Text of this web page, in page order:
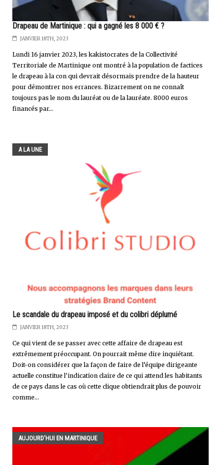
Drapeau de Martinique : qui a gagné les 8 000 € ?
JANVIER 18TH, 2023
Lundi 16 janvier 2023, les kakistocrates de la Collectivité
Territoriale de Martinique ont montré à la population de factices
le drapeau à la con qui devrait désormais prendre de la hauteur
pour démontrer nos errances. Bizarrement on ne connaît
toujours pas le nom du lauréat ou de la lauréate. 8000 euros
financés par...
A LA UNE
Le scandale du drapeau imposé et du colibri déplumé
JANVIER 18TH, 2023
Ce qui vient de se passer avec cette affaire de drapeau est
extrêmement préoccupant. On pourrait même dire inquiétant.
Doit-on considérer que la façon de faire de l’équipe dirigeante
actuelle constitue l'indication claire de ce qui attend les habitants
de ce pays dans le cas où cette clique obtiendrait plus de pouvoir
comme...
AUJOURD'HUI EN MARTINIQUE